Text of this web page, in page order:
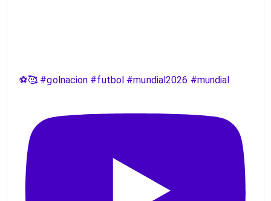
⚽️🥰 #golnacion #futbol #mundial2026 #mundial